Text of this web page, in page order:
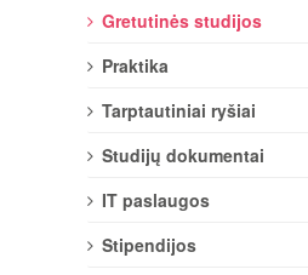
Gretutinės studijos
Praktika
Tarptautiniai ryšiai
Studijų dokumentai
IT paslaugos
Stipendijos